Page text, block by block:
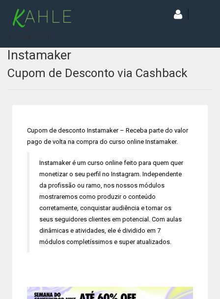
Instamaker
Cupom de Desconto via Cashback
Cupom de desconto Instamaker – Receba parte do valor
pago de volta na compra do curso online Instamaker.
Instamaker é um curso online feito para quem quer
monetizar o seu perfil no Instagram. Independente
da profissão ou ramo, nos nossos módulos
mostraremos como produzir o conteúdo
corretamente, conquistar audiência e tornar os
seus seguidores clientes em potencial. Com aulas
dinâmicas e atividades, ele é dividido em 7
módulos completíssimos e super atualizados.